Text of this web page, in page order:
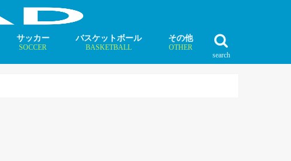
search
サッカー
SOCCER
バスケットボール
BASKETBALL
その他
OTHER